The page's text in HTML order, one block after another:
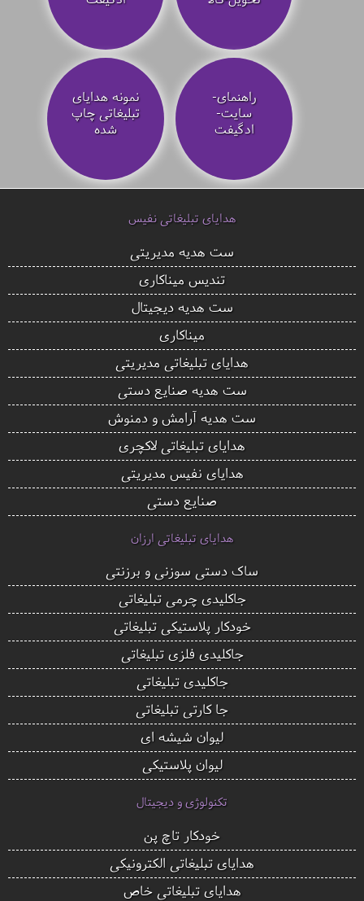
راهنمای-
سایت-
ادگیفت
نمونه هدایای
تبلیغاتی چاپ
شده
هدایای تبلیغاتی نفیس
ست هدیه مدیریتی
تندیس میناکاری
ست هدیه دیجیتال
میناکاری
هدایای تبلیغاتی مدیریتی
ست هدیه صنایع دستی
ست هدیه آرامش و دمنوش
هدایای تبلیغاتی لاکچری
هدایای نفیس مدیریتی
صنایع دستی
هدایای تبلیغاتی ارزان
ساک دستی سوزنی و برزنتی
جاکلیدی چرمی تبلیغاتی
خودکار پلاستیکی تبلیغاتی
جاکلیدی فلزی تبلیغاتی
جاکلیدی تبلیغاتی
جا کارتی تبلیغاتی
لیوان شیشه ای
لیوان پلاستیکی
تکنولوژی و دیجیتال
خودکار تاچ پن
هدایای تبلیغاتی الکترونیکی
هدایای تبلیغاتی خاص